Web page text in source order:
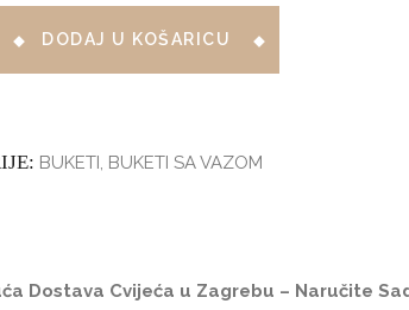
DODAJ U KOŠARICU
BUKETI, BUKETI SA VAZOM
Dostava Cvijeća u Zagrebu – Naručite